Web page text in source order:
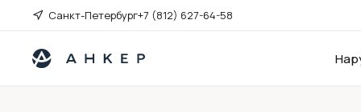
Санкт-Петербург+7 (812) 627-64-58